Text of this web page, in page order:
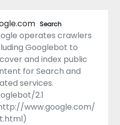
Search
operates crawlers
Googlebot to
and index public
for Search and
services.
2.1
www.google.com/